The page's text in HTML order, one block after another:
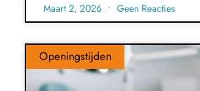
Maart 2, 2026 Geen Reacties
Openingstijden